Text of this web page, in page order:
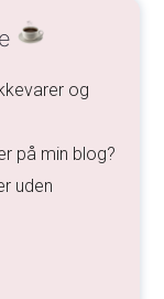
og
på min blog?
uden